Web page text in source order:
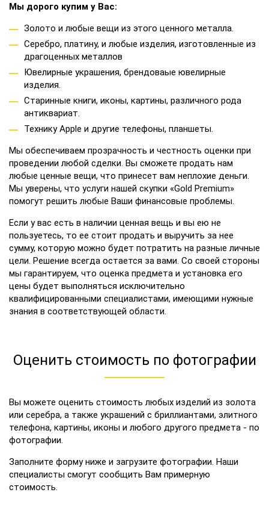
Мы дорого купим у Вас:
Золото и любые вещи из этого ценного металла.
Серебро, платину, и любые изделия, изготовленные из
драгоценных металлов
Ювелирные украшения, брендоваые ювелирные
изделия.
Старинные книги, иконы, картины, различного рода
антиквариат.
Технику Apple и другие телефоны, планшеты.
Мы обеспечиваем прозрачность и честность оценки при
проведении любой сделки. Вы сможете продать нам
любые ценные вещи, что принесет вам неплохие деньги.
Мы уверены, что услуги нашей скупки «Gold Premium»
помогут решить любые Ваши финансовые проблемы.
Если у вас есть в наличии ценная вещь и вы ею не
пользуетесь, то ее стоит продать и выручить за нее
сумму, которую можно будет потратить на разные личные
цели. Решение всегда остается за вами. Со своей стороны
мы гарантируем, что оценка предмета и установка его
цены будет выполняться исключительно
квалифицированными специалистами, имеющими нужные
знания в соответствующей области.
Оценить стоимость по фотографии
Вы можете оценить стоимость любых изделий из золота
или серебра, а также украшений с бриллиантами, элитного
телефона, картины, иконы и любого другого предмета - по
фотографии.
Заполните форму ниже и загрузите фотографии. Наши
специалисты смогут сообщить Вам примерную
стоимость.